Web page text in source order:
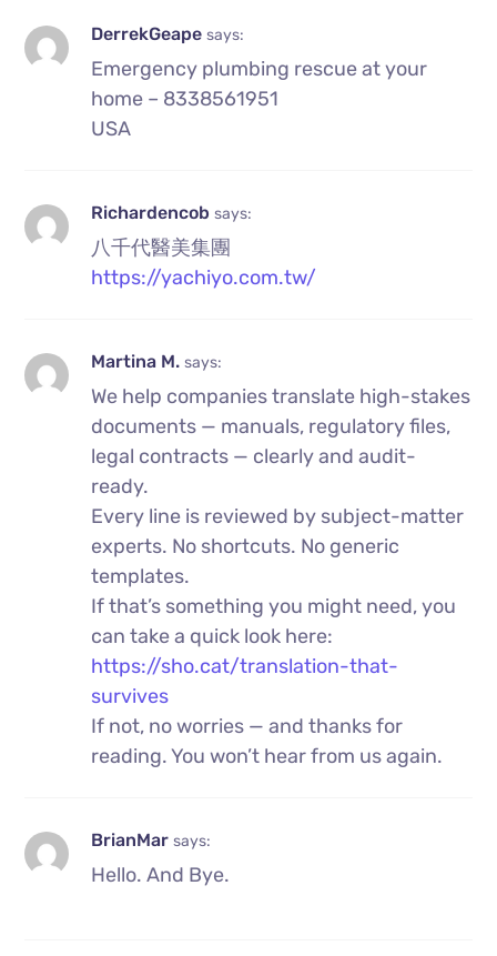
DerrekGeapesays:
Emergency plumbing rescue at your
home – 8338561951
USA
Richardencobsays:
八千代醫美集團
https://yachiyo.com.tw/
Martina M.says:
We help companies translate high-stakes
documents — manuals, regulatory files,
legal contracts — clearly and audit-
ready.
Every line is reviewed by subject-matter
experts. No shortcuts. No generic
templates.
If that’s something you might need, you
can take a quick look here:
https://sho.cat/translation-that-
survives
If not, no worries — and thanks for
reading. You won’t hear from us again.
BrianMarsays:
Hello. And Bye.